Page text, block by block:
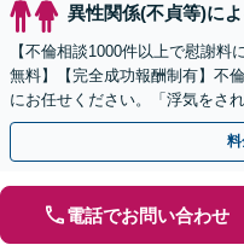
異性関係(不貞等)に
【不倫相談1000件以上で慰謝
無料】【完全成功報酬制有】不
にお任せください。「浮気をさ
情派弁護士！
料
電話でお問い合わせ